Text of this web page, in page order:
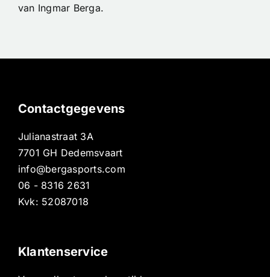
van Ingmar Berga.
Contactgegevens
Julianastraat 3A
7701 GH Dedemsvaart
info@bergasports.com
06 - 8316 2631
Kvk: 52087018
Klantenservice